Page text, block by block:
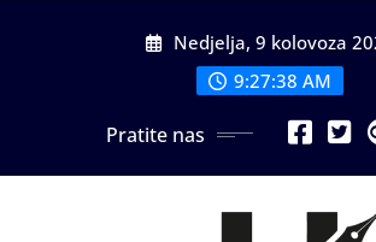
Nedjelja, 9 kolovoza
9:27:40 AM
Pratite nas